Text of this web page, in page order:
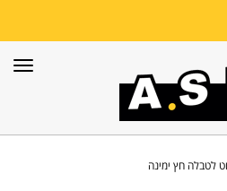
לטבלה חץ ימינה